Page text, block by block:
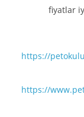
fiyatlar
https://
https://